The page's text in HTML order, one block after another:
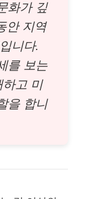
화가 깊
안 지역
니다.
를 보는
하고 미
을 합니